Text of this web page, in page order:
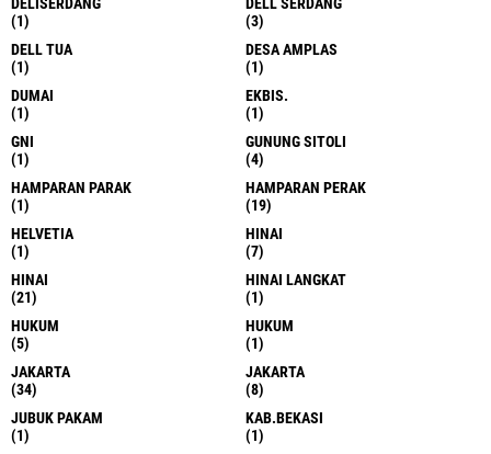
(1)
(3)
DELL TUA
(1)
DESA AMPLAS
(1)
DUMAI
(1)
EKBIS.
(1)
GNI
(1)
GUNUNG SITOLI
(4)
HAMPARAN PARAK
(1)
HAMPARAN PERAK
(19)
HELVETIA
(1)
HINAI
(7)
HINAI
(21)
HINAI LANGKAT
(1)
HUKUM
(5)
HUKUM
(1)
JAKARTA
(34)
JAKARTA
(8)
JUBUK PAKAM
(1)
KAB.BEKASI
(1)